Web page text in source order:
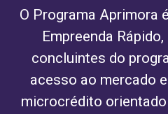
O Programa Aprimora
Empreenda
concluintes do
acesso ao mercado
microcrédito